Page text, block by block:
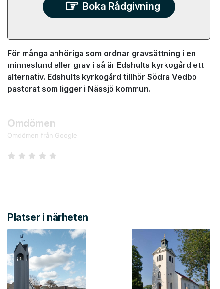
Boka Rådgivning
För många anhöriga som ordnar gravsättning i en
minneslund eller grav i så är Edshults kyrkogård ett
alternativ. Edshults kyrkogård tillhör Södra Vedbo
pastorat som ligger i Nässjö kommun.
Omdömen
Omdömen från Google
Platser i närheten